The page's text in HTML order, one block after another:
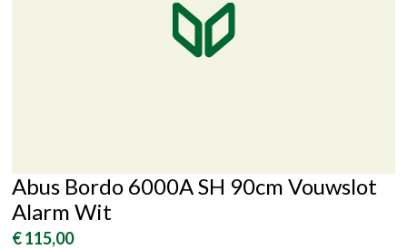
Abus Bordo 6000A SH 90cm Vouwslot
Alarm Wit
€ 115,00